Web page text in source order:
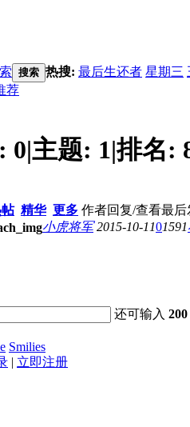
搜索 热搜: 最后生还者 星期三
荐
0|主题: 1|排名:
精华 更多 作者回复/查看最后
小虎将军 2015-10-1101591
还可输入200
Smilies
| 立即注册